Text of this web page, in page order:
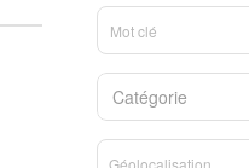
Catégorie